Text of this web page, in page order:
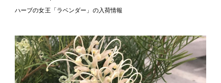
ハーブの女王「ラベンダー」の入荷情報